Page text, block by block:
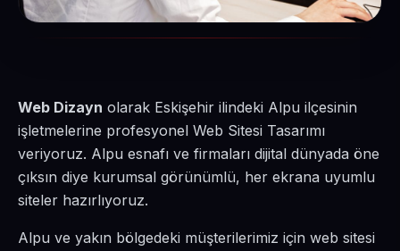
Web Dizayn olarak Eskişehir ilindeki Alpu ilçesinin
işletmelerine profesyonel Web Sitesi Tasarımı
veriyoruz. Alpu esnafı ve firmaları dijital dünyada öne
çıksın diye kurumsal görünümlü, her ekrana uyumlu
siteler hazırlıyoruz.
Alpu ve yakın bölgedeki müşterilerimiz için web sitesi